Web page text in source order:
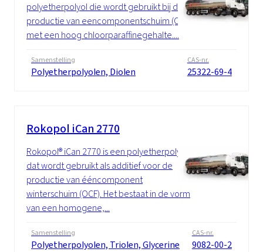
polyetherpolyol die wordt gebruikt bij de
productie van eencomponentschuim (OCF)
met een hoog chloorparaffinegehalte....
Samenstelling
Polyetherpolyolen, Diolen
CAS-nr.
25322-69-4
Rokopol iCan 2770
Rokopol® iCan 2770 is een polyetherpolyol
dat wordt gebruikt als additief voor de
productie van ééncomponent
winterschuim (OCF). Het bestaat in de vorm
van een homogene,...
Samenstelling
Polyetherpolyolen, Triolen, Glycerine
CAS-nr.
9082-00-2